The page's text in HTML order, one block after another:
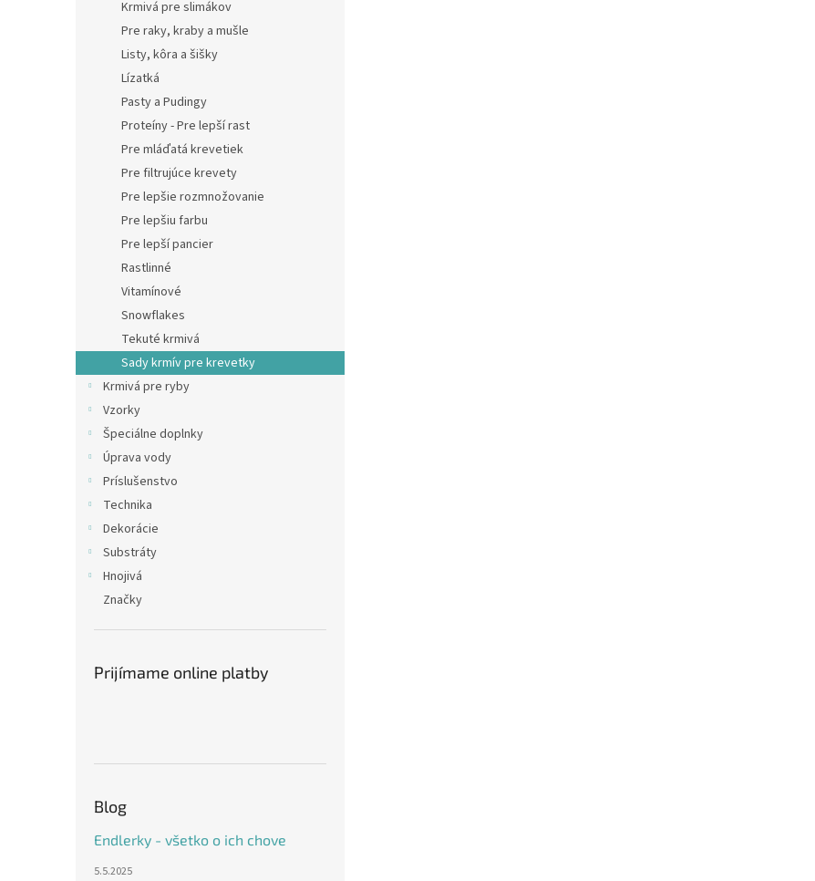
Krmivá pre slimákov
Pre raky, kraby a mušle
Listy, kôra a šišky
Lízatká
Pasty a Pudingy
Proteíny - Pre lepší rast
Pre mláďatá krevetiek
Pre filtrujúce krevety
Pre lepšie rozmnožovanie
Pre lepšiu farbu
Pre lepší pancier
Rastlinné
Vitamínové
Snowflakes
Tekuté krmivá
Sady krmív pre krevetky
Krmivá pre ryby
Vzorky
Špeciálne doplnky
Úprava vody
Príslušenstvo
Technika
Dekorácie
Substráty
Hnojivá
Značky
Prijímame online platby
Blog
Endlerky - všetko o ich chove
5.5.2025